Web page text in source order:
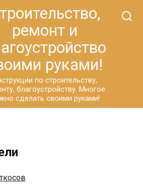
ремонт и
руками!
по строительству,
благоустройству. Многое
сделать своими руками!